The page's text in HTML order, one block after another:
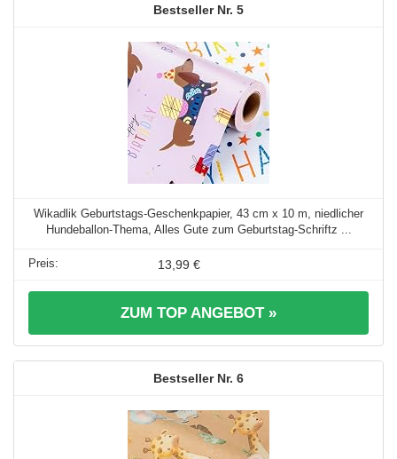
5
Wikadlik Geburtstags-Geschenkpapier, 43 cm x 10 m, niedlicher
Hundeballon-Thema, Alles Gute zum Geburtstag-Schriftz ...
13,99 €
ZUM TOP ANGEBOT »
6